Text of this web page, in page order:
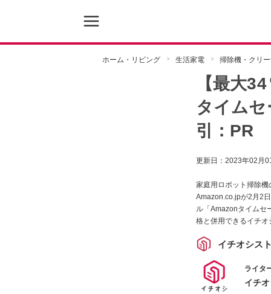
ホーム・リビング 生活家電 掃除機・クリ
【最大
タイム
引：PR
更新日： 2023年02月
家庭用ロボット掃除
Amazon.co.jpが2月2
ル「Amazonタイムセ
格と併用できるイチ
イチオシス
ライタ
イチ